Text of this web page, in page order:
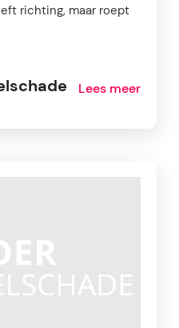
richting, maar roept
Lees meer